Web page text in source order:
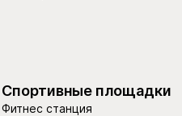
Спортивные площадки
Фитнес станция